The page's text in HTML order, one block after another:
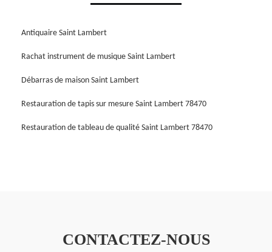
Antiquaire Saint Lambert
Rachat instrument de musique Saint Lambert
Débarras de maison Saint Lambert
Restauration de tapis sur mesure Saint Lambert 78470
Restauration de tableau de qualité Saint Lambert 78470
CONTACTEZ-NOUS